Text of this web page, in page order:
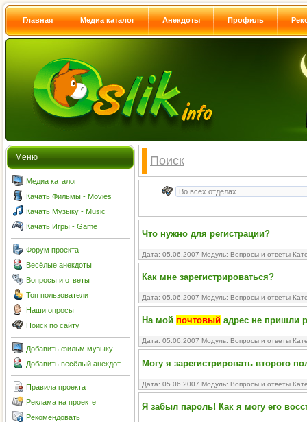
Главная Медиа каталог Анекдоты Профиль
Меню
Медиа каталог
Качать Фильмы - Movies
Качать Музыку - Music
Качать Игры - Game
Форум проекта
Весёлые анекдоты
Вопросы и ответы
Топ пользователи
Наши опросы
Поиск по сайту
Добавить фильм музыку
Добавить весёлый анекдот
Правила проекта
Реклама на проекте
Рекомендовать
Поиск
Что нужно для регистрации?
Дата: 05.06.2007 Модуль: Вопросы и ответы
Как мне зарегистрироваться?
Дата: 05.06.2007 Модуль: Вопросы и ответы
На мой почтовый адрес не пришли
Дата: 05.06.2007 Модуль: Вопросы и ответы
Могу я зарегистрировать второго
Дата: 05.06.2007 Модуль: Вопросы и ответы
Я забыл пароль! Как я могу его